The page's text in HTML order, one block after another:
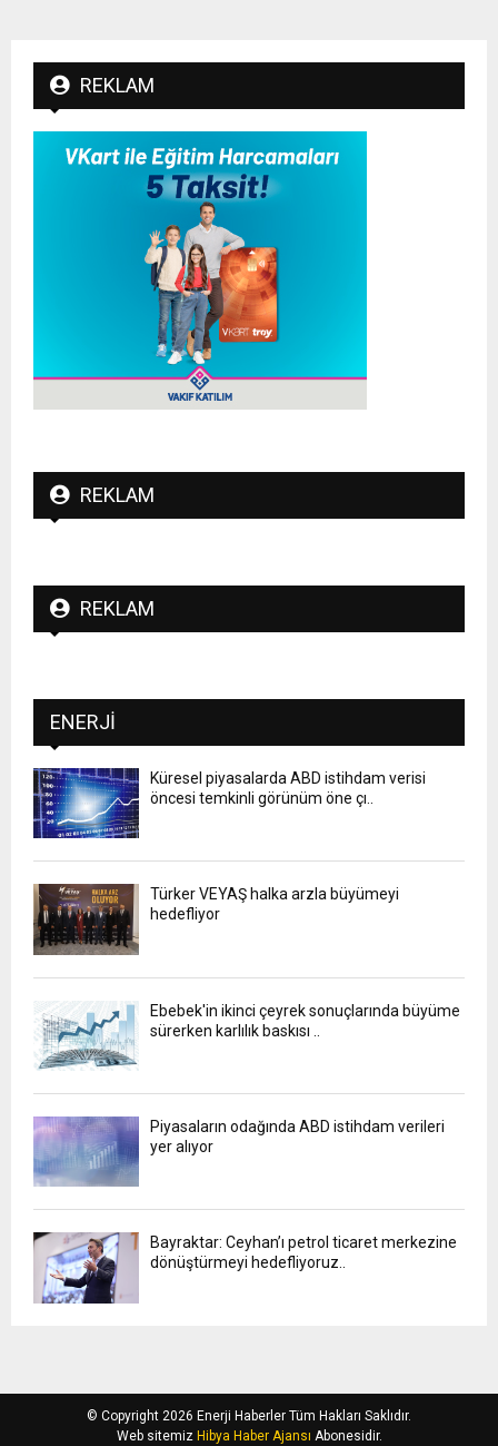
REKLAM
REKLAM
REKLAM
ENERJI
Küresel piyasalarda ABD istihdam verisi
öncesi temkinli görünüm öne çı..
Türker VEYAŞ halka arzla büyümeyi
hedefliyor
Ebebek'in ikinci çeyrek sonuçlarında büyüme
sürerken karlılık baskısı ..
Piyasaların odağında ABD istihdam verileri
yer alıyor
Bayraktar: Ceyhan’ı petrol ticaret merkezine
dönüştürmeyi hedefliyoruz..
© Copyright 2026 Enerji Haberler Tüm Hakları Saklıdır.
Web sitemiz Hibya Haber Ajansı Abonesidir.